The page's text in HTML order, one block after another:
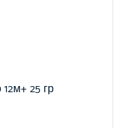
25 гр